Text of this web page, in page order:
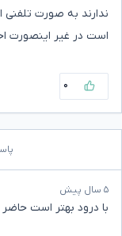
ندارند به صورت
است در غیر اینصورت
۰
۵ سال پیش
با درود بهتر است